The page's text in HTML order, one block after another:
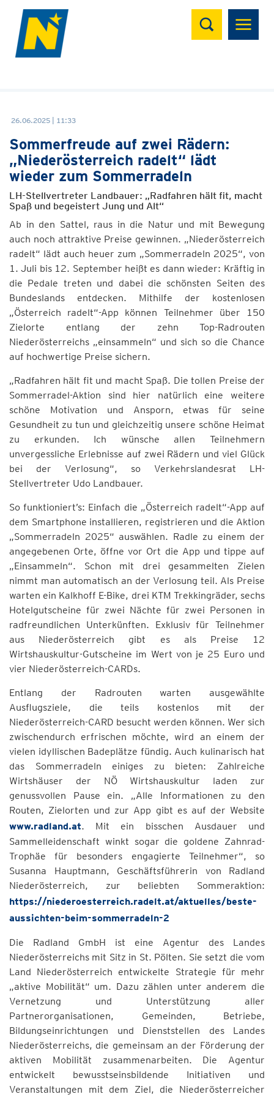
Suchen
26.06.2025 | 11:33
Sommerfreude auf zwei Rädern:
„Niederösterreich radelt“ lädt
wieder zum Sommerradeln
LH-Stellvertreter Landbauer: „Radfahren hält fit, macht
Spaß und begeistert Jung und Alt“
Ab in den Sattel, raus in die Natur und mit Bewegung
auch noch attraktive Preise gewinnen. „Niederösterreich
radelt“ lädt auch heuer zum „Sommerradeln 2025“, von
1. Juli bis 12. September heißt es dann wieder: Kräftig in
die Pedale treten und dabei die schönsten Seiten des
Bundeslands entdecken. Mithilfe der kostenlosen
„Österreich radelt“-App können Teilnehmer über 150
Zielorte entlang der zehn Top-Radrouten
Niederösterreichs „einsammeln“ und sich so die Chance
auf hochwertige Preise sichern.
„Radfahren hält fit und macht Spaß. Die tollen Preise der
Sommerradel-Aktion sind hier natürlich eine weitere
schöne Motivation und Ansporn, etwas für seine
Gesundheit zu tun und gleichzeitig unsere schöne Heimat
zu erkunden. Ich wünsche allen Teilnehmern
unvergessliche Erlebnisse auf zwei Rädern und viel Glück
bei der Verlosung“, so Verkehrslandesrat LH-
Stellvertreter Udo Landbauer.
So funktioniert’s: Einfach die „Österreich radelt“-App auf
dem Smartphone installieren, registrieren und die Aktion
„Sommerradeln 2025“ auswählen. Radle zu einem der
angegebenen Orte, öffne vor Ort die App und tippe auf
„Einsammeln“. Schon mit drei gesammelten Zielen
nimmt man automatisch an der Verlosung teil. Als Preise
warten ein Kalkhoff E-Bike, drei KTM Trekkingräder, sechs
Hotelgutscheine für zwei Nächte für zwei Personen in
radfreundlichen Unterkünften. Exklusiv für Teilnehmer
aus Niederösterreich gibt es als Preise 12
Wirtshauskultur-Gutscheine im Wert von je 25 Euro und
vier Niederösterreich-CARDs.
Entlang der Radrouten warten ausgewählte
Ausflugsziele, die teils kostenlos mit der
Niederösterreich-CARD besucht werden können. Wer sich
zwischendurch erfrischen möchte, wird an einem der
vielen idyllischen Badeplätze fündig. Auch kulinarisch hat
das Sommerradeln einiges zu bieten: Zahlreiche
Wirtshäuser der NÖ Wirtshauskultur laden zur
genussvollen Pause ein. „Alle Informationen zu den
Routen, Zielorten und zur App gibt es auf der Website
www.radland.at. Mit ein bisschen Ausdauer und
Sammelleidenschaft winkt sogar die goldene Zahnrad-
Trophäe für besonders engagierte Teilnehmer“, so
Susanna Hauptmann, Geschäftsführerin von Radland
Niederösterreich, zur beliebten Sommeraktion:
https://niederoesterreich.radelt.at/aktuelles/beste-
aussichten-beim-sommerradeln-2
Die Radland GmbH ist eine Agentur des Landes
Niederösterreichs mit Sitz in St. Pölten. Sie setzt die vom
Land Niederösterreich entwickelte Strategie für mehr
„aktive Mobilität“ um. Dazu zählen unter anderem die
Vernetzung und Unterstützung aller
Partnerorganisationen, Gemeinden, Betriebe,
Bildungseinrichtungen und Dienststellen des Landes
Niederösterreichs, die gemeinsam an der Förderung der
aktiven Mobilität zusammenarbeiten. Die Agentur
entwickelt bewusstseinsbildende Initiativen und
Veranstaltungen mit dem Ziel, die Niederösterreicher